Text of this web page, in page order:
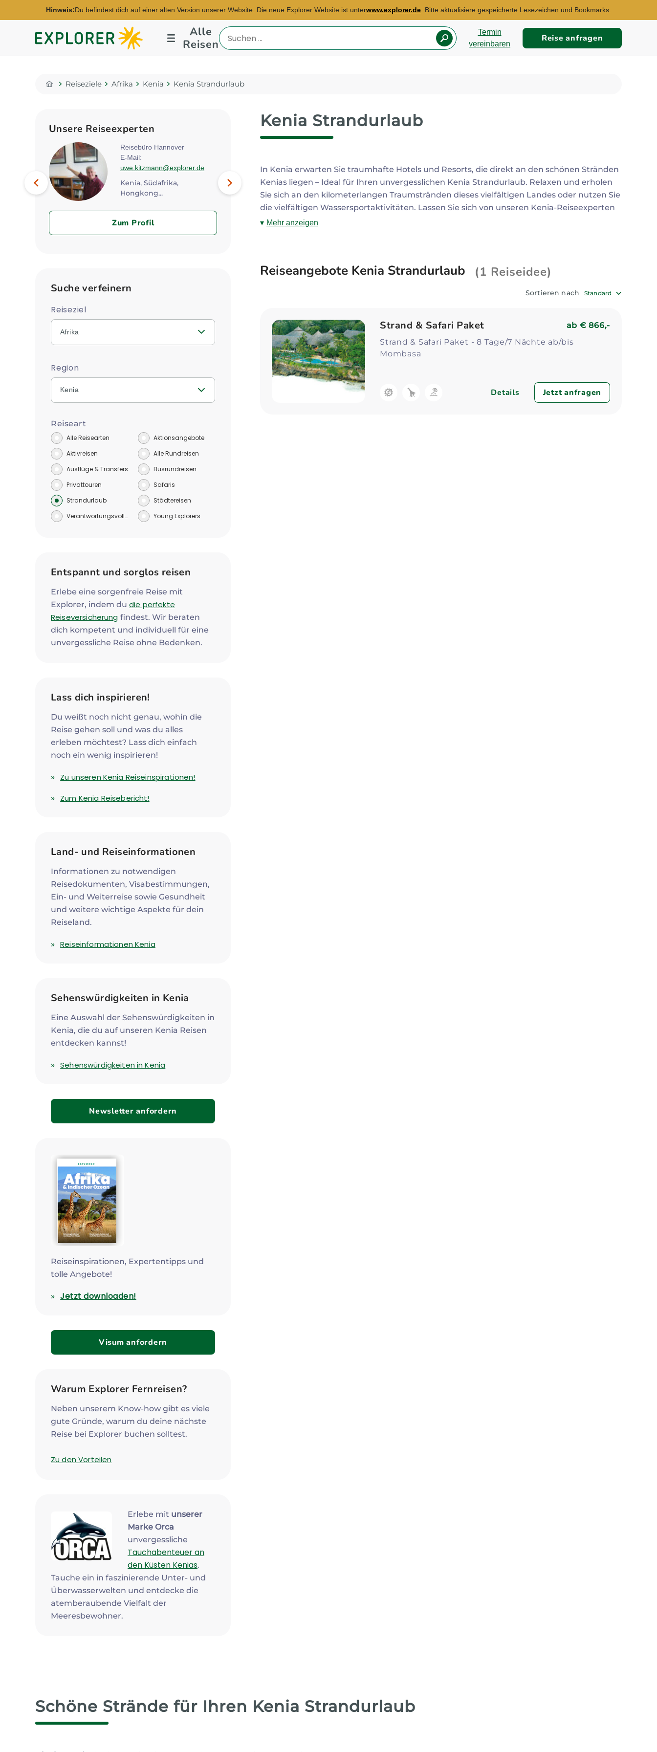
Hinweis:Du befindest dich auf einer alten Version unserer Website. Die neue Explorer Website ist unterwww.explorer.de . Bitte aktualisiere gespeicherte Lesezeichen und Bookmarks.
Explorer
Fernreisen
Alle
Reisen
Reiseland
eingeben
Termin
vereinbaren
Reise anfragen
Home
Reiseziele Afrika Kenia Kenia Strandurlaub
Kenia Strandurlaub
In Kenia erwarten Sie traumhafte Hotels und Resorts, die direkt an den schönen Stränden
Kenias liegen – Ideal für Ihren unvergesslichen Kenia Strandurlaub. Relaxen und erholen
Sie sich an den kilometerlangen Traumstränden dieses vielfältigen Landes oder nutzen Sie
die vielfältigen Wassersportaktivitäten. Lassen Sie sich von unseren Kenia-Reiseexperten
beraten und finden Sie den passenden Kenia Strandurlaub, der Ihren individuellen
Mehr anzeigen
Reiseangebote Kenia Strandurlaub (1 Reiseidee)
Sortieren nach Standard
Strand & Safari Paket ab € 866,-
Strand & Safari Paket - 8 Tage/7 Nächte ab/bis
Mombasa
Details Jetzt anfragen
Unsere Reiseexperten
Reisebüro Hannover
E-Mail:
uwe.kitzmann@explorer.de
Kenia, Südafrika,
Hongkong...
Zum Profil
jacqueline.senne@explorer.de
Kenia, Südafrika, Tansania...
Zum Profil
jasmin.leimbrock@explorer.de
Botswana, Kenia, Namibia...
Nächstes
Bild
Suche verfeinern
Reiseziel
Afrika
Region
Kenia
Reiseart
Alle Reisearten
Aktionsangebote
Aktivreisen
Alle Rundreisen
Ausflüge & Transfers
Busrundreisen
Privattouren
Safaris
Strandurlaub
Städtereisen
Verantwortungsvoll reisen
Young Explorers
Entspannt und sorglos reisen
Erlebe eine sorgenfreie Reise mit
Explorer, indem du die perfekte
Reiseversicherung findest. Wir beraten
dich kompetent und individuell für eine
unvergessliche Reise ohne Bedenken.
Lass dich inspirieren!
Du weißt noch nicht genau, wohin die
Reise gehen soll und was du alles
erleben möchtest? Lass dich einfach
noch ein wenig inspirieren!
Zu unseren Kenia Reiseinspirationen!
Zum Kenia Reisebericht!
Land- und Reiseinformationen
Informationen zu notwendigen
Reisedokumenten, Visabestimmungen,
Ein- und Weiterreise sowie Gesundheit
und weitere wichtige Aspekte für dein
Reiseland.
Reiseinformationen Kenia
Sehenswürdigkeiten in Kenia
Eine Auswahl der Sehenswürdigkeiten in
Kenia, die du auf unseren Kenia Reisen
entdecken kannst!
Sehenswürdigkeiten in Kenia
Newsletter anfordern
Reiseinspirationen, Expertentipps und
tolle Angebote!
Jetzt downloaden!
Visum anfordern
Warum Explorer Fernreisen?
Neben unserem Know-how gibt es viele
gute Gründe, warum du deine nächste
Reise bei Explorer buchen solltest.
Zu den Vorteilen
Erlebe mit unserer
Marke Orca
unvergessliche
Tauchabenteuer an
den Küsten Kenias.
Tauche ein in faszinierende Unter- und
Überwasserwelten und entdecke die
atemberaubende Vielfalt der
Meeresbewohner.
Schöne Strände für Ihren Kenia Strandurlaub